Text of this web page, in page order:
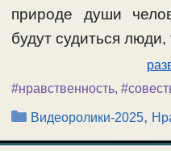
природе души
будут судиться
#нравственность,
Рубрики
Видеоролики-2025,